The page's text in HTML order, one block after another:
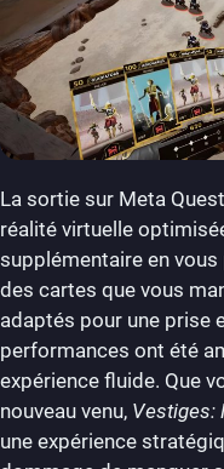
La sortie sur Meta
réalité virtuelle
supplémentaire en
des cartes que vous
adaptés pour une prise
performances ont été
expérience fluide. Que
nouveau venu, Vestiges:
une expérience